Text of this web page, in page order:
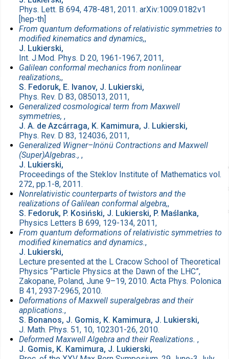
Phys. Lett. B 694, 478-481, 2011. arXiv:1009.0182v1
[hep-th]
From quantum deformations of relativistic symmetries to
modified kinematics and dynamics,,
J. Lukierski,
Int. J.Mod. Phys. D 20, 1961-1967, 2011,
Galilean conformal mechanics from nonlinear
realizations,,
S. Fedoruk, E. Ivanov, J. Lukierski,
Phys. Rev. D 83, 085013, 2011,
Generalized cosmological term from Maxwell
symmetries, ,
J. A. de Azcárraga, K. Kamimura, J. Lukierski,
Phys. Rev. D 83, 124036, 2011,
Generalized Wigner–Inönü Contractions and Maxwell
(Super)Algebras., ,
J. Lukierski,
Proceedings of the Steklov Institute of Mathematics vol.
272, pp.1-8, 2011.
Nonrelativistic counterparts of twistors and the
realizations of Galilean conformal algebra,,
S. Fedoruk, P. Kosiński, J. Lukierski, P. Maślanka,
Physics Letters B 699, 129-134, 2011,
From quantum deformations of relativistic symmetries to
modified kinematics and dynamics.,
J. Lukierski,
Lecture presented at the L Cracow School of Theoretical
Physics “Particle Physics at the Dawn of the LHC”,
Zakopane, Poland, June 9–19, 2010. Acta Phys. Polonica
B 41, 2937-2965, 2010.
Deformations of Maxwell superalgebras and their
applications.,
S. Bonanos, J. Gomis, K. Kamimura, J. Lukierski,
J. Math. Phys. 51, 10, 102301-26, 2010.
Deformed Maxwell Algebra and their Realizations. ,
J. Gomis, K. Kamimura, J. Lukierski,